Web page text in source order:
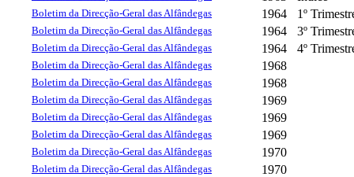
Boletim da Direcção-Geral das Alfândegas 1964 1º
Boletim da Direcção-Geral das Alfândegas 1964 3º
Boletim da Direcção-Geral das Alfândegas 1964 4º
Boletim da Direcção-Geral das Alfândegas 1968
Boletim da Direcção-Geral das Alfândegas 1968
Boletim da Direcção-Geral das Alfândegas 1969
Boletim da Direcção-Geral das Alfândegas 1969
Boletim da Direcção-Geral das Alfândegas 1969
Boletim da Direcção-Geral das Alfândegas 1970
Boletim da Direcção-Geral das Alfândegas 1970